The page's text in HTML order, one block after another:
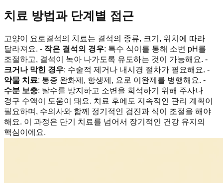
치료 방법과 단계별 접근
고양이 요로결석의 치료는 결석의 종류, 크기, 위치에 따라
달라져요. - 작은 결석의 경우: 특수 식이를 통해 소변 pH를
조절하고, 결석이 녹아 나가도록 유도하는 것이 가능해요. -
크거나 막힌 경우: 수술적 제거나 내시경 절차가 필요해요. -
약물 치료: 통증 완화제, 항생제, 요로 이완제를 병행해요. -
수분 보충: 탈수를 방지하고 소변을 희석하기 위해 주사나
경구 수액이 도움이 돼요. 치료 후에도 지속적인 관리 계획이
필요하며, 수의사와 함께 정기적인 검진과 식이 조절을 해야
해요. 이 과정은 단기 치료를 넘어서 장기적인 건강 유지의
핵심이에요.